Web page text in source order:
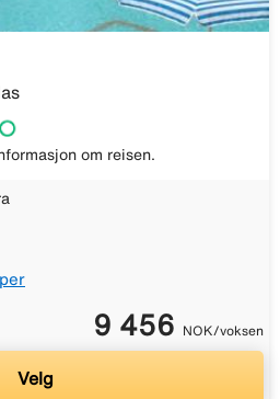
om reisen.
9 456 NOK/voksen
Velg